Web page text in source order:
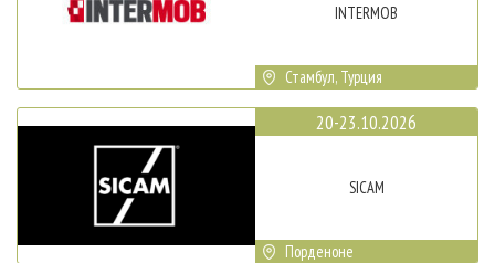
INTERMOB
Стамбул, Турция
20-23.10.2026
SICAM
Порденоне